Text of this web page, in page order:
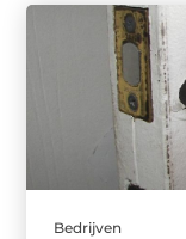
Bedrijven